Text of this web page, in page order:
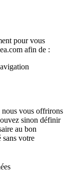
pour vous
afin de :
nous vous offrirons
sinon définir
au bon
sans votre